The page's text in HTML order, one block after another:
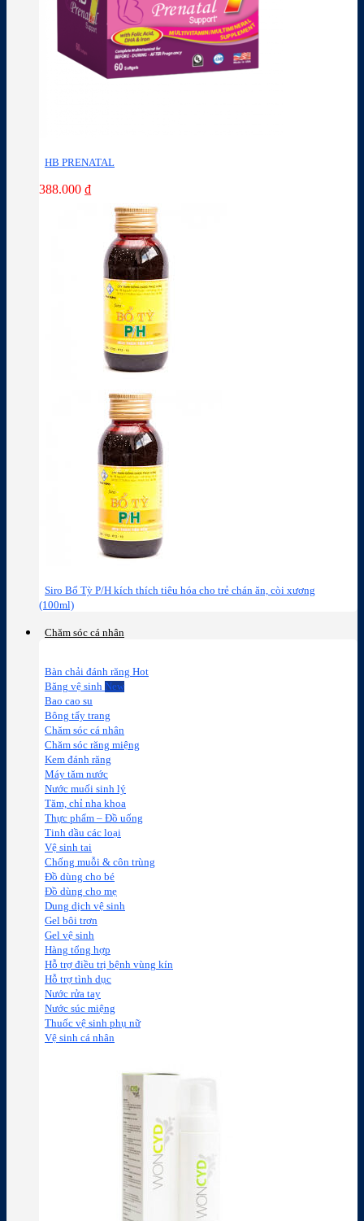
HB PRENATAL
388.000 ₫
Siro Bổ Tỳ P/H kích thích tiêu hóa cho trẻ chán ăn, còi xương
(100ml)
Chăm sóc cá nhân
Bàn chải đánh răng
Băng vệ sinh
Bao cao su
Bông tẩy trang
Chăm sóc cá nhân
Chăm sóc răng miệng
Kem đánh răng
Máy tăm nước
Nước muối sinh lý
Tăm, chỉ nha khoa
Thực phẩm – Đồ uống
Tinh dầu các loại
Vệ sinh tai
Chống muỗi & côn trùng
Đồ dùng cho bé
Đồ dùng cho mẹ
Dung dịch vệ sinh
Gel bôi trơn
Gel vệ sinh
Hàng tổng hợp
Hỗ trợ điều trị bệnh vùng kín
Hỗ trợ tình dục
Nước rửa tay
Nước súc miệng
Thuốc vệ sinh phụ nữ
Vệ sinh cá nhân